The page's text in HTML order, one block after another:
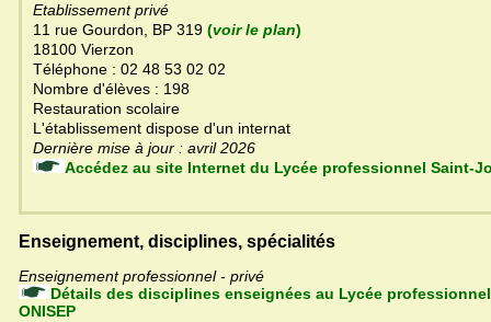
Etablissement privé
11 rue Gourdon, BP 319 (voir le plan)
18100 Vierzon
Téléphone : 02 48 53 02 02
Nombre d'élèves : 198
Restauration scolaire
L'établissement dispose d'un internat
Dernière mise à jour : avril 2026
Accédez au site Internet du Lycée professionnel
Enseignement, disciplines, spécialités
Enseignement professionnel - privé
Détails des disciplines enseignées au Lycée
ONISEP